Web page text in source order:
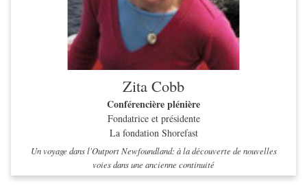
Zita Cobb
Conférencière plénière
Fondatrice et présidente
La fondation Shorefast
Un voyage dans l'Outport Newfoundland: à la découverte de nouvelles
voies dans une ancienne continuité